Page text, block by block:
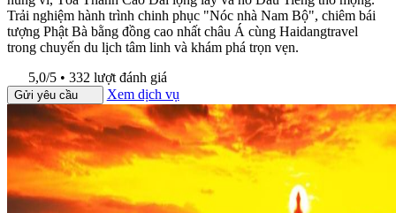
Trải nghiệm hành trình chinh phục "Nóc nhà Nam Bộ", chiêm bái
tượng Phật Bà bằng đồng cao nhất châu Á cùng Haidangtravel
trong chuyến du lịch tâm linh và khám phá trọn vẹn.
5,0/5 • 332 lượt đánh giá
Gửi yêu cầu Xem dịch vụ